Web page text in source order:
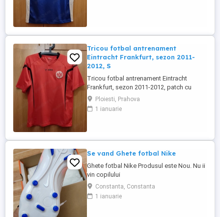
Tricou fotbal antrenament
Eintracht Frankfurt, sezon 2011-
2012, S
Tricou fotbal antrenament Eintracht
Frankfurt, sezon 2011-2012, patch cu
emblema brodata, purtat o singura data.
Marime: S Dimensiuni (cm): Maneci 22,
Umeri 44, Latime 48, Lungime 62 Marca:
Ploiesti, Prahova
1 ianuarie
Se vand Ghete fotbal Nike
Ghete fotbal Nike Produsul este Nou. Nu ii
vin copilului
Constanta, Constanta
1 ianuarie